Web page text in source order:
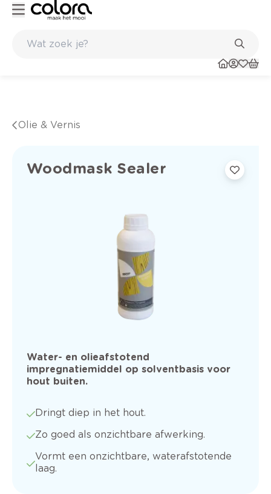
Olie & Vernis
Woodmask Sealer
Water- en olieafstotend
impregnatiemiddel op solventbasis voor
hout buiten.
Dringt diep in het hout.
Zo goed als onzichtbare afwerking.
Vormt een onzichtbare, waterafstotende
laag.